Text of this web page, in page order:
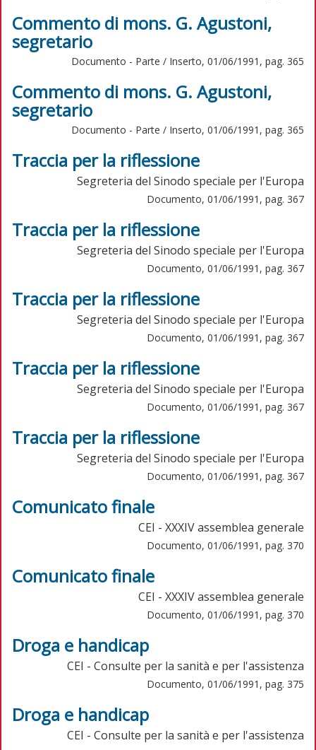
Commento di mons. G. Agustoni,
segretario
Documento - Parte / Inserto, 01/06/1991, pag. 365
Commento di mons. G. Agustoni,
segretario
Documento - Parte / Inserto, 01/06/1991, pag. 365
Traccia per la riflessione
Segreteria del Sinodo speciale per l'Europa
Documento, 01/06/1991, pag. 367
Traccia per la riflessione
Segreteria del Sinodo speciale per l'Europa
Documento, 01/06/1991, pag. 367
Traccia per la riflessione
Segreteria del Sinodo speciale per l'Europa
Documento, 01/06/1991, pag. 367
Traccia per la riflessione
Segreteria del Sinodo speciale per l'Europa
Documento, 01/06/1991, pag. 367
Traccia per la riflessione
Segreteria del Sinodo speciale per l'Europa
Documento, 01/06/1991, pag. 367
Comunicato finale
CEI - XXXIV assemblea generale
Documento, 01/06/1991, pag. 370
Comunicato finale
CEI - XXXIV assemblea generale
Documento, 01/06/1991, pag. 370
Droga e handicap
CEI - Consulte per la sanità e per l'assistenza
Documento, 01/06/1991, pag. 375
Droga e handicap
CEI - Consulte per la sanità e per l'assistenza